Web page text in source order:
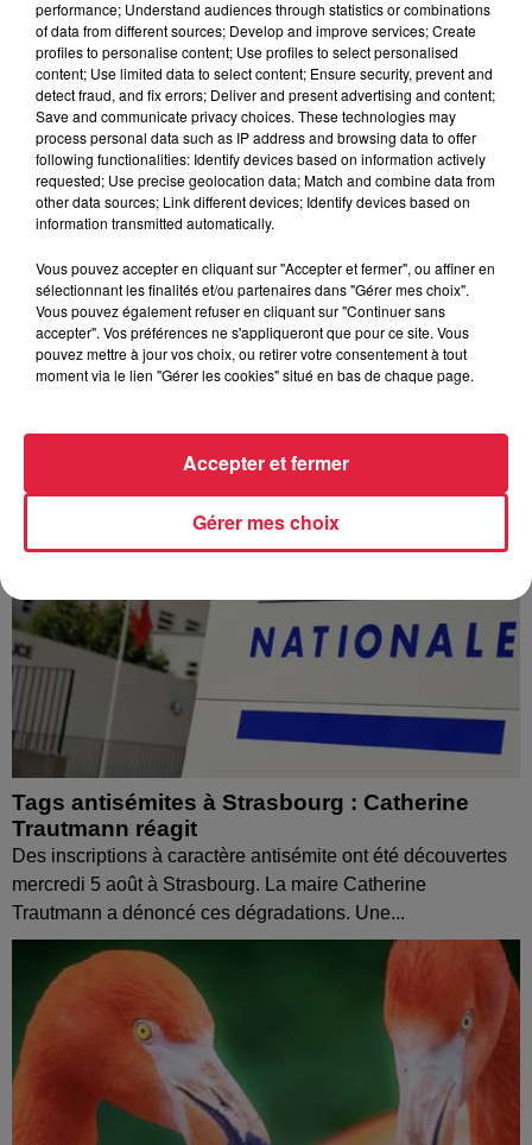
À Hoerdt, de l’eau brune sort des robinets
Depuis plusieurs jours, des habitants de Hoerdt ont vu de
l’eau brune s’écouler de leurs robinets. Face aux
nombreuses interrogations, la municipalité a pris...
Tags antisémites à Strasbourg : Catherine
Trautmann réagit
Des inscriptions à caractère antisémite ont été découvertes
mercredi 5 août à Strasbourg. La maire Catherine
Trautmann a dénoncé ces dégradations. Une...
performance; Understand audiences through statistics or combinations
of data from different sources; Develop and improve services; Create
profiles to personalise content; Use profiles to select personalised
content; Use limited data to select content; Ensure security, prevent and
detect fraud, and fix errors; Deliver and present advertising and content;
Save and communicate privacy choices. These technologies may
process personal data such as IP address and browsing data to offer
following functionalities: Identify devices based on information actively
requested; Use precise geolocation data; Match and combine data from
other data sources; Link different devices; Identify devices based on
information transmitted automatically.
Vous pouvez accepter en cliquant sur "Accepter et fermer", ou affiner en
sélectionnant les finalités et/ou partenaires dans "Gérer mes choix".
Vous pouvez également refuser en cliquant sur "Continuer sans
accepter". Vos préférences ne s'appliqueront que pour ce site. Vous
pouvez mettre à jour vos choix, ou retirer votre consentement à tout
moment via le lien "Gérer les cookies" situé en bas de chaque page.
Gérer mes choix
Accepter et fermer